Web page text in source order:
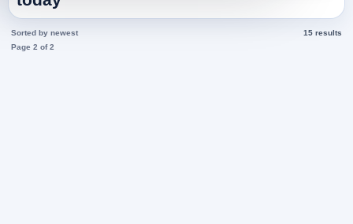
Sorted by newest
15 results
Page 2 of 2